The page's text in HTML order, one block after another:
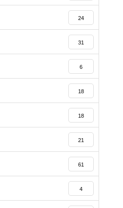
24
31
6
18
18
21
61
4